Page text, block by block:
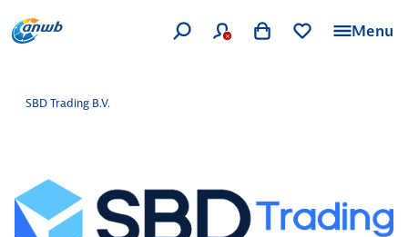
Menu
SBD Trading B.V.